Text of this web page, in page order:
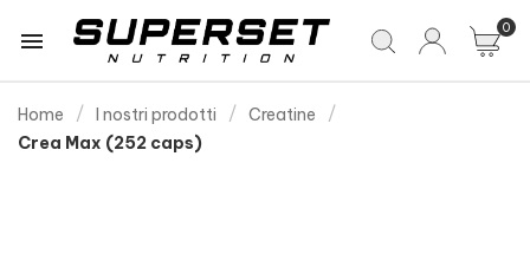
 0
Home I nostri prodotti
Creatine
Crea Max (252 caps)